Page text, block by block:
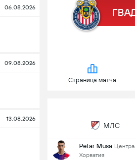
06.08.2026
09.08.2026
13.08.2026
Страница матча
МЛС
Petar Musa
Хорватия